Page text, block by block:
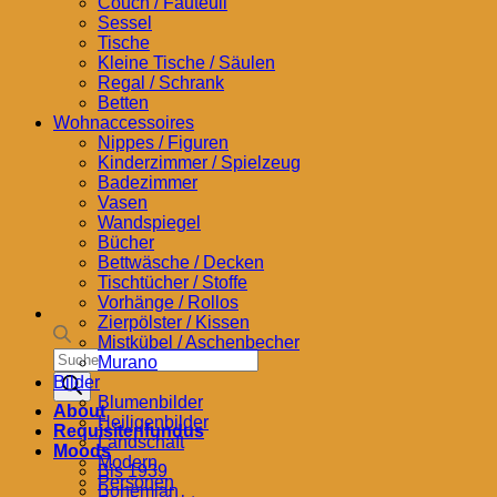
Products
search
About
Requisitenfundus
Moods
Bis 1939
Bohemian
Sessel
Tische
Kleine Tische / Säulen
Regal / Schrank
Betten
Wohnaccessoires
Nippes / Figuren
Kinderzimmer / Spielzeug
Badezimmer
Vasen
Wandspiegel
Bücher
Bettwäsche / Decken
Tischtücher / Stoffe
Vorhänge / Rollos
Zierpölster / Kissen
Mistkübel / Aschenbecher
Murano
Bilder
Blumenbilder
Heiligenbilder
Landschaft
Modern
Personen